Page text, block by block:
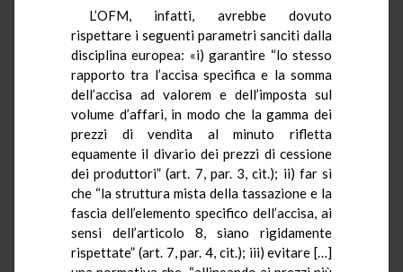
L’OFM, infatti, avrebbe dovuto
rispettare i seguenti parametri sanciti dalla
disciplina europea: «i) garantire “lo stesso
rapporto tra l’accisa specifica e la somma
dell’accisa ad valorem e dell’imposta sul
volume d’affari, in modo che la gamma dei
prezzi di vendita al minuto rifletta
equamente il divario dei prezzi di cessione
dei produttori” (art. 7, par. 3, cit.); ii) far sì
che “la struttura mista della tassazione e la
fascia dell’elemento specifico dell’accisa, ai
sensi dell’articolo 8, siano rigidamente
rispettate” (art. 7, par. 4, cit.); iii) evitare […]